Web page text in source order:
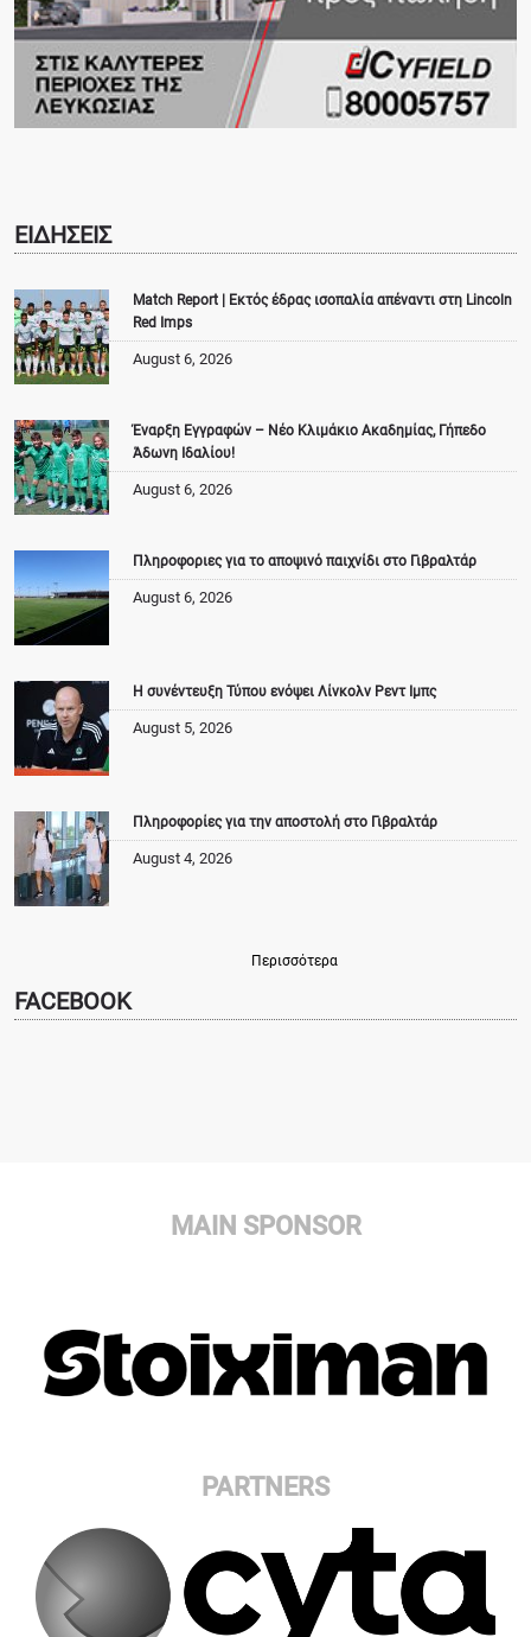
ΕΙΔΗΣΕΙΣ
Match Report | Εκτός έδρας ισοπαλία απέναντι στη Lincoln
Red Imps
August 6, 2026
Έναρξη Εγγραφών – Νέο Κλιμάκιο Ακαδημίας, Γήπεδο
Άδωνη Ιδαλίου!
August 6, 2026
Πληροφοριες για το αποψινό παιχνίδι στο Γιβραλτάρ
August 6, 2026
Η συνέντευξη Τύπου ενόψει Λίνκολν Ρεντ Ιμπς
August 5, 2026
Πληροφορίες για την αποστολή στο Γιβραλτάρ
August 4, 2026
Περισσότερα
FACEBOOK
MAIN SPONSOR
PARTNERS